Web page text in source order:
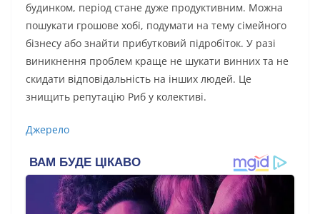
будинком, період стане дуже продуктивним. Можна
пошукати грошове хобі, подумати на тему сімейного
бізнесу або знайти прибутковий підробіток. У разі
виникнення проблем краще не шукати винних та не
скидати відповідальність на інших людей. Це
знищить репутацію Риб у колективі.
Джерело